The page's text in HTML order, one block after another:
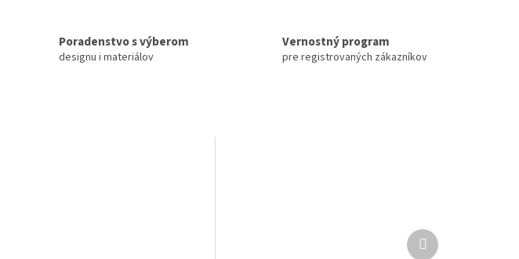
Poradenstvo s výberom
designu i materiálov
Vernostný program
pre registrovaných zákazníkov
Ďalší
produkt